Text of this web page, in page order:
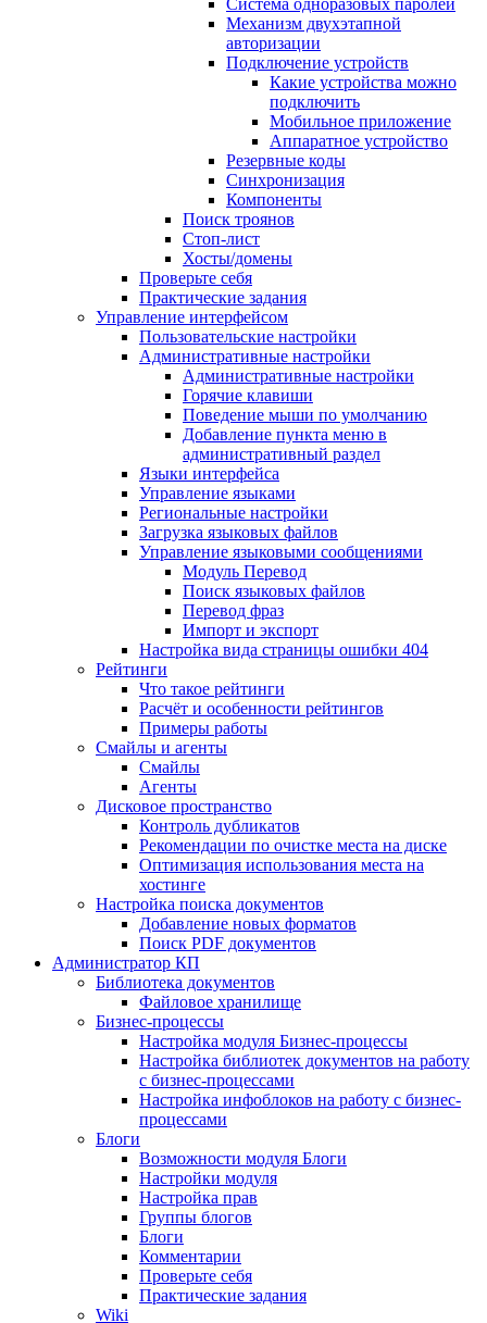
Система одноразовых паролей
Механизм двухэтапной
авторизации
Подключение устройств
Какие устройства можно
подключить
Мобильное приложение
Аппаратное устройство
Резервные коды
Синхронизация
Компоненты
Поиск троянов
Стоп-лист
Хосты/домены
Проверьте себя
Практические задания
Управление интерфейсом
Пользовательские настройки
Административные настройки
Административные настройки
Горячие клавиши
Поведение мыши по умолчанию
Добавление пункта меню в
административный раздел
Языки интерфейса
Управление языками
Региональные настройки
Загрузка языковых файлов
Управление языковыми сообщениями
Mодуль Перевод
Поиск языковых файлов
Перевод фраз
Импорт и экспорт
Настройка вида страницы ошибки 404
Рейтинги
Что такое рейтинги
Расчёт и особенности рейтингов
Примеры работы
Смайлы и агенты
Смайлы
Агенты
Дисковое пространство
Контроль дубликатов
Рекомендации по очистке места на диске
Оптимизация использования места на
хостинге
Настройка поиска документов
Добавление новых форматов
Поиск PDF документов
Администратор КП
Библиотека документов
Файловое хранилище
Бизнес-процессы
Настройка модуля Бизнес-процессы
Настройка библиотек документов на работу
с бизнес-процессами
Настройка инфоблоков на работу с бизнес-
процессами
Блоги
Возможности модуля Блоги
Настройки модуля
Настройка прав
Группы блогов
Блоги
Комментарии
Проверьте себя
Практические задания
Wiki